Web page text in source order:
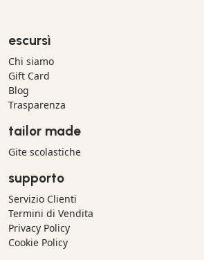
escursì
Chi siamo
Gift Card
Blog
Trasparenza
tailor made
Gite scolastiche
supporto
Servizio Clienti
Termini di Vendita
Privacy Policy
Cookie Policy